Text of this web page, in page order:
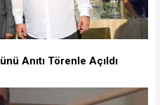
Anıtı Törenle Açıldı